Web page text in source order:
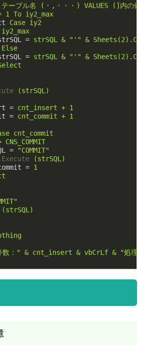
テーブル名 (・,・・・) VALUES (]内の値
1 To iy2_max
Case iy2
iy2_max
= strSQL & "'" &
Else
= strSQL & "'" &
(strSQL)
= cnt_insert + 1
= cnt_commit + 1
cnt_commit
=
"COMMIT"
(strSQL)
= 1
(strSQL)
数：" & cnt_insert & vbCrLf & "処理